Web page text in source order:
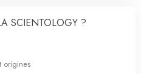
SCIENTOLOGY ?
origines